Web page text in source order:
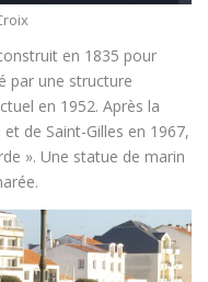
en 1835 pour
par une structure
en 1952. Après la
de Saint-Gilles en 1967,
». Une statue de marin